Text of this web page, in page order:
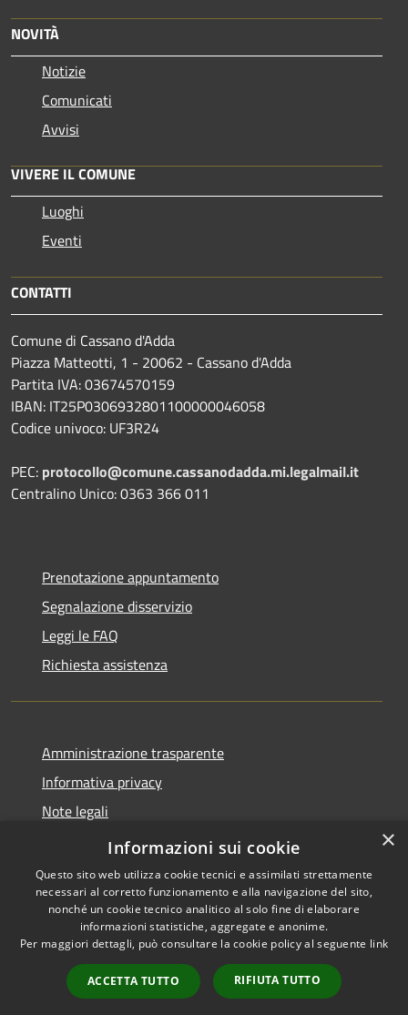
NOVITÀ
Notizie
Comunicati
Avvisi
VIVERE IL COMUNE
Luoghi
Eventi
CONTATTI
Comune di Cassano d'Adda
Piazza Matteotti, 1 - 20062 - Cassano d'Adda
Partita IVA: 03674570159
IBAN: IT25P0306932801100000046058
Codice univoco: UF3R24
PEC: protocollo@comune.cassanodadda.mi.legalmail.it
Centralino Unico: 0363 366 011
Prenotazione appuntamento
Segnalazione disservizio
Leggi le FAQ
Richiesta assistenza
Amministrazione trasparente
Informativa privacy
Note legali
Dichiarazione di accessibilità
Accessibilità
Copyright © 2026 • Comune di
Cassano d'Adda • Powered by
Municipium•
Accesso
redazione
×
Informazioni sui cookie
Questo sito web utilizza cookie tecnici e assimilati strettamente
necessari al corretto funzionamento e alla navigazione del sito,
nonché un cookie tecnico analitico al solo fine di elaborare
informazioni statistiche, aggregate e anonime.
Per maggiori dettagli, può consultare la cookie policy al seguente link
ACCETTA TUTTO RIFIUTA TUTTO